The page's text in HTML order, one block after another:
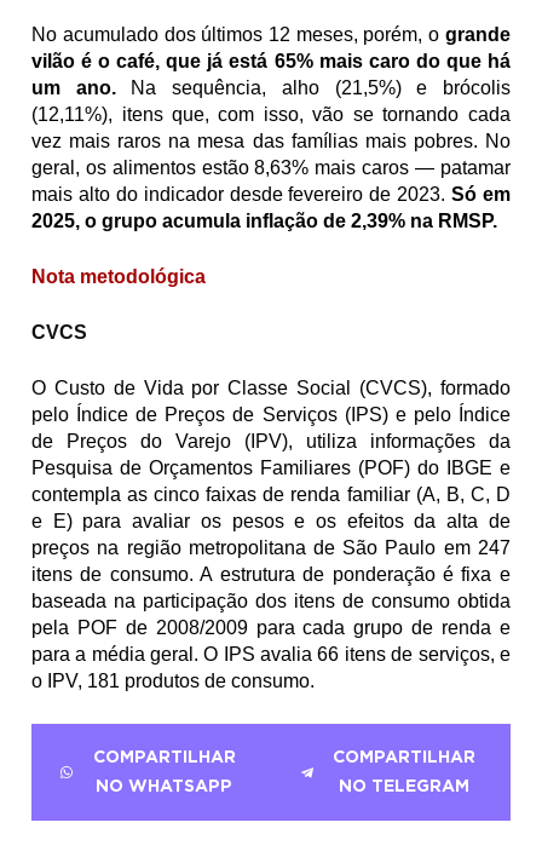
No acumulado dos últimos 12 meses, porém, o grande
vilão é o café, que já está 65% mais caro do que há
um ano. Na sequência, alho (21,5%) e brócolis
(12,11%), itens que, com isso, vão se tornando cada
vez mais raros na mesa das famílias mais pobres. No
geral, os alimentos estão 8,63% mais caros — patamar
mais alto do indicador desde fevereiro de 2023. Só em
2025, o grupo acumula inflação de 2,39% na RMSP.
Nota metodológica
CVCS
O Custo de Vida por Classe Social (CVCS), formado
pelo Índice de Preços de Serviços (IPS) e pelo Índice
de Preços do Varejo (IPV), utiliza informações da
Pesquisa de Orçamentos Familiares (POF) do IBGE e
contempla as cinco faixas de renda familiar (A, B, C, D
e E) para avaliar os pesos e os efeitos da alta de
preços na região metropolitana de São Paulo em 247
itens de consumo. A estrutura de ponderação é fixa e
baseada na participação dos itens de consumo obtida
pela POF de 2008/2009 para cada grupo de renda e
para a média geral. O IPS avalia 66 itens de serviços, e
o IPV, 181 produtos de consumo.
COMPARTILHAR
NO WHATSAPP
COMPARTILHAR
NO TELEGRAM